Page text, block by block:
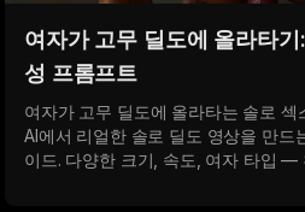
여자가 고무 딜도에 올라타
성 프롬프트
여자가 고무 딜도에 올라타는 솔로
AI에서 리얼한 솔로 딜도 영상을 만드
이드. 다양한 크기, 속도, 여자 타입 —